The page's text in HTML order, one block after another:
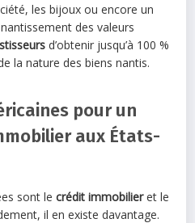
les bijoux ou encore un
des valeurs
d’obtenir jusqu’à 100 %
la nature des biens nantis.
pour un
aux États-
sont le crédit immobilieret le
il en existe davantage.